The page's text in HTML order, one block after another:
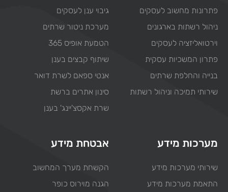
פתרונות מחשוב לעסקים
ניהול רשתות בארגונים
וירטואליזציה לעסקים
פתרון המשכיות עסקית
בנייה והחלפת שרתים
שירותי תמיכה וניהול רשתות
גיבוי ענן לעסקים
מערכת ניטור שרתים
הטמעת אופיס 365
שיתוף קבצים בענן
אנטי ספאם לשרת דואר
סינון אתרים ברשת
שרת אקסצ'יינג' בענן
מערכות מידע
שירותי מערכות מידע
התאמת מערכות מידע
אבטחת מידע
הקשחת מערך המחשוב
הגנה מוירוס כופר